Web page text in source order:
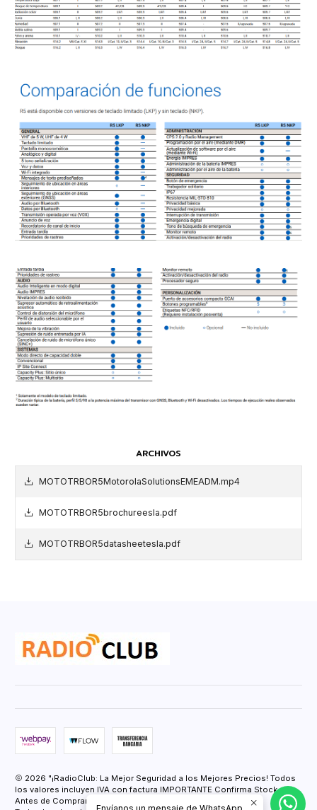
ARCHIVOS
MOTOTRBOR5MotorolaSolutionsEMEADM.mp4
MOTOTRBOR5brochureesla.pdf
MOTOTRBOR5datasheetesla.pdf
2026 "¡RadioClub: La Mejor Seguridad a los Mejores Precios! Todos
los valores incluyen IVA con factura IMPORTANTE Confirma Stock
Antes de Comprar.".
Envíanos un mensaje de WhatsApp